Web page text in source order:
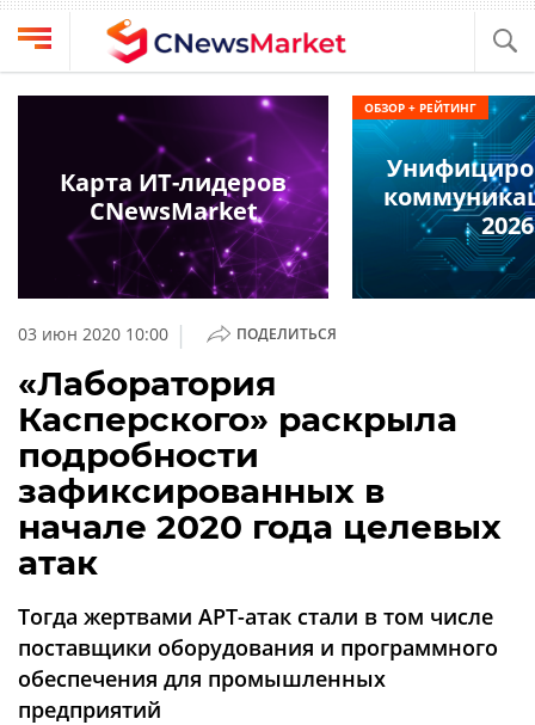
Выбрать
провайдера
Компании
обзоры
кабинет
О
проекте
CNews
Аналитика
Техника
ТВ
CNews
Конференции
Техника
03 июн 2020 10:00 | ПОДЕЛИТЬСЯ
«Лаборатория
Касперского» раскрыла
подробности
зафиксированных в
начале 2020 года целевых
атак
Тогда жертвами APT-атак стали в том числе
поставщики оборудования и программного
обеспечения для промышленных
предприятий
Карта ИТ-лидеров
CNewsMarket
2026
ОБЗОР + РЕЙТИНГ